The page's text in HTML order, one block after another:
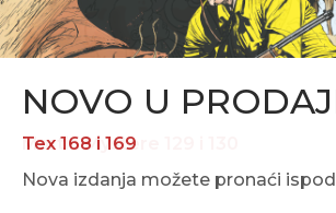
NOVO U
Tex 168 i 169
Nova izdanja možete pronaći